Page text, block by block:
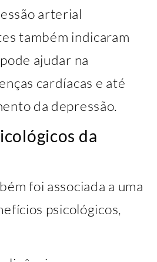
arterial
também indicaram
ajudar na
cardíacas e até
da depressão.
da
foi associada a uma
psicológicos,